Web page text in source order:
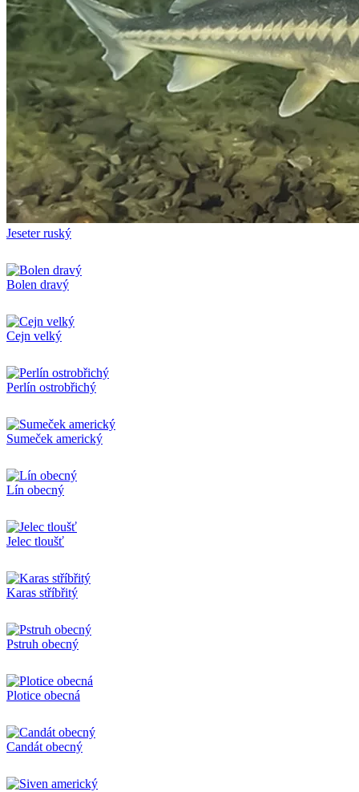
Jeseter ruský
Bolen dravý
Cejn velký
Perlín ostrobřichý
Sumeček americký
Lín obecný
Jelec tloušť
Karas stříbřitý
Pstruh obecný
Plotice obecná
Candát obecný